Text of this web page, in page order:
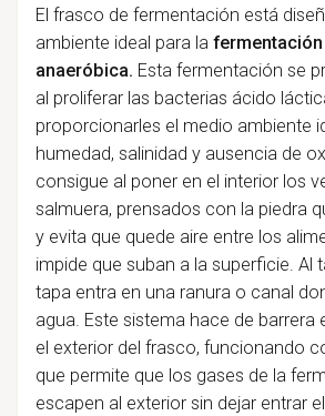
El frasco de fermentación está
ambiente ideal para la fermentación
anaeróbica. Esta fermentación se
al proliferar las bacterias ácido
proporcionarles el medio ambiente
humedad, salinidad y ausencia de
consigue al poner en el interior los
salmuera, prensados con la piedra
y evita que quede aire entre los
impide que suban a la superficie. Al
tapa entra en una ranura o canal
agua. Este sistema hace de barrera
el exterior del frasco, funcionando
que permite que los gases de la
escapen al exterior sin dejar entrar